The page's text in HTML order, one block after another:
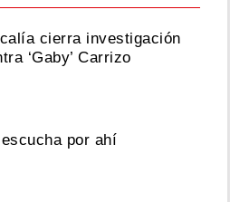
cierra investigación
‘Gaby’ Carrizo
por ahí